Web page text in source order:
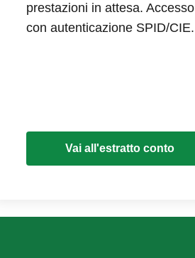
prestazioni in attesa. Accesso
con autenticazione SPID/CIE.
Vai all'estratto conto